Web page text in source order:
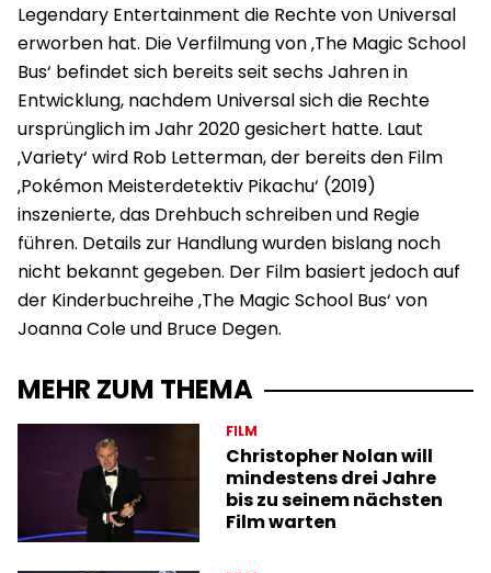
Legendary Entertainment die Rechte von Universal
erworben hat. Die Verfilmung von ‚The Magic School
Bus‘ befindet sich bereits seit sechs Jahren in
Entwicklung, nachdem Universal sich die Rechte
ursprünglich im Jahr 2020 gesichert hatte. Laut
‚Variety‘ wird Rob Letterman, der bereits den Film
‚Pokémon Meisterdetektiv Pikachu‘ (2019)
inszenierte, das Drehbuch schreiben und Regie
führen. Details zur Handlung wurden bislang noch
nicht bekannt gegeben. Der Film basiert jedoch auf
der Kinderbuchreihe ‚The Magic School Bus‘ von
Joanna Cole und Bruce Degen.
MEHR ZUM THEMA
FILM
Christopher Nolan will
mindestens drei Jahre
bis zu seinem nächsten
Film warten